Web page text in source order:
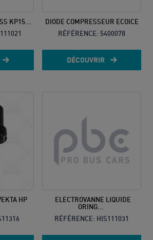
KP15...
DIODE COMPRESSEUR ECOICE
RÉFÉRENCE: 5400078
DÉCOUVRIR
HP
ELECTROVANNE LIQUIDE
ORING...
RÉFÉRENCE: HIS111031